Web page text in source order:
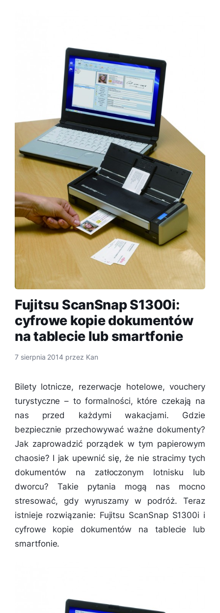
Fujitsu ScanSnap S1300i:
cyfrowe kopie dokumentów
na tablecie lub smartfonie
7 sierpnia 2014 przez Kan
Bilety lotnicze, rezerwacje hotelowe, vouchery
turystyczne – to formalności, które czekają na
nas przed każdymi wakacjami. Gdzie
bezpiecznie przechowywać ważne dokumenty?
Jak zaprowadzić porządek w tym papierowym
chaosie? I jak upewnić się, że nie stracimy tych
dokumentów na zatłoczonym lotnisku lub
dworcu? Takie pytania mogą nas mocno
stresować, gdy wyruszamy w podróż. Teraz
istnieje rozwiązanie: Fujitsu ScanSnap S1300i i
cyfrowe kopie dokumentów na tablecie lub
smartfonie.